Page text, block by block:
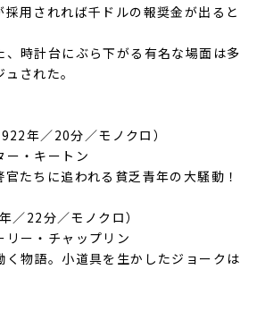
採用されれば千ドルの報奨金が出ると
、時計台にぶら下がる有名な場面は多
された。
年／20分／モノクロ）
ー・キートン
たちに追われる貧乏青年の大騒動！
／22分／モノクロ）
リー・チャップリン
く物語。小道具を生かしたジョークは